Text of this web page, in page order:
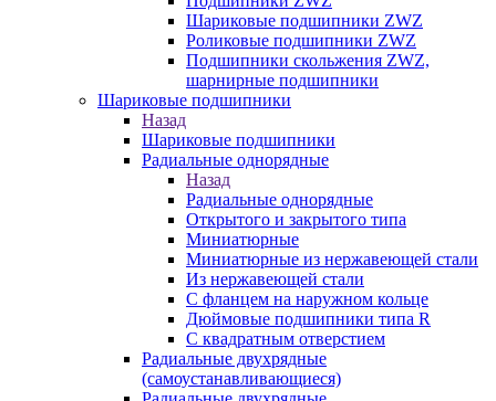
Шариковые подшипники ZWZ
Роликовые подшипники ZWZ
Подшипники скольжения ZWZ,
шарнирные подшипники
Шариковые подшипники
Назад
Шариковые подшипники
Радиальные однорядные
Назад
Радиальные однорядные
Открытого и закрытого типа
Миниатюрные
Миниатюрные из нержавеющей стали
Из нержавеющей стали
С фланцем на наружном кольце
Дюймовые подшипники типа R
С квадратным отверстием
Радиальные двухрядные
(самоустанавливающиеся)